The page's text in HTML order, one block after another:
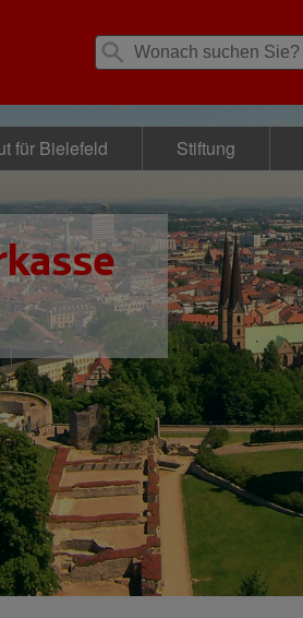
für Bielefeld Stiftung